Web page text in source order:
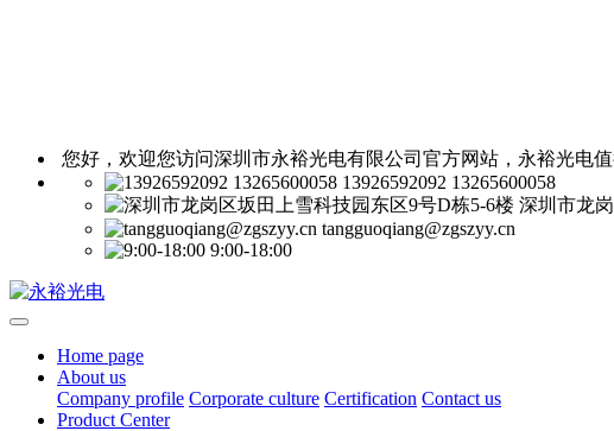
您好，欢迎您访问深圳市永裕光电有限公司官方网站，永裕光电
13926592092 13265600058
深圳市龙
tangguoqiang@zgszyy.cn
9:00-18:00
Home page
About us
Company profile Corporate culture Certification Contact us
Product Center